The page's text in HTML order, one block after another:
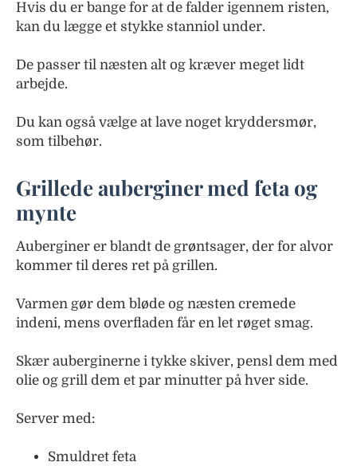
Hvis du er bange for at de falder igennem risten,
kan du lægge et stykke stanniol under.
De passer til næsten alt og kræver meget lidt
arbejde.
Du kan også vælge at lave noget kryddersmør,
som tilbehør.
Grillede auberginer med feta og
mynte
Auberginer er blandt de grøntsager, der for alvor
kommer til deres ret på grillen.
Varmen gør dem bløde og næsten cremede
indeni, mens overfladen får en let røget smag.
Skær auberginerne i tykke skiver, pensl dem med
olie og grill dem et par minutter på hver side.
Server med:
Smuldret feta